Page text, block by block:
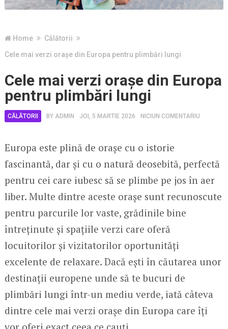
Home
Călătorii
Cele mai verzi orașe din Europa pentru plimbări lungi
Cele mai verzi orașe din Europa
pentru plimbări lungi
CĂLĂTORII BY ADMIN JOI, 5 MARTIE 2026 NICIUN COMENTARIU
Europa este plină de orașe cu o istorie
fascinantă, dar și cu o natură deosebită, perfectă
pentru cei care iubesc să se plimbe pe jos în aer
liber. Multe dintre aceste orașe sunt recunoscute
pentru parcurile lor vaste, grădinile bine
întreținute și spațiile verzi care oferă
locuitorilor și vizitatorilor oportunități
excelente de relaxare. Dacă ești în căutarea unor
destinații europene unde să te bucuri de
plimbări lungi într-un mediu verde, iată câteva
dintre cele mai verzi orașe din Europa care îți